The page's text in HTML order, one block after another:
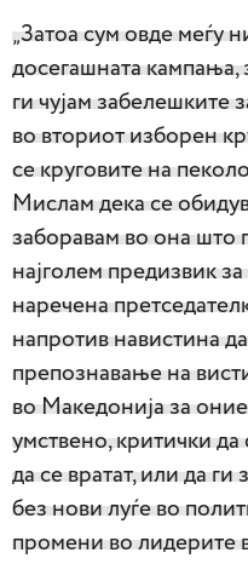
„Затоа сум овде меѓу
досегашната кампања,
ги чујам забелешките
во вториот изборен
се круговите на
Мислам дека се
заборавам во она што
најголем предизвик
наречена
напротив навистина
препознавање на
во Македонија за
умствено, критички
да се вратат, или да
без нови луѓе во
промени во лидерите